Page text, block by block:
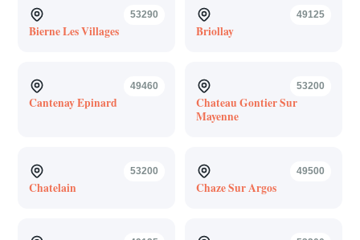
53290
Bierne Les Villages
49125
Briollay
49460
Cantenay Epinard
53200
Chateau Gontier Sur
Mayenne
53200
Chatelain
49500
Chaze Sur Argos